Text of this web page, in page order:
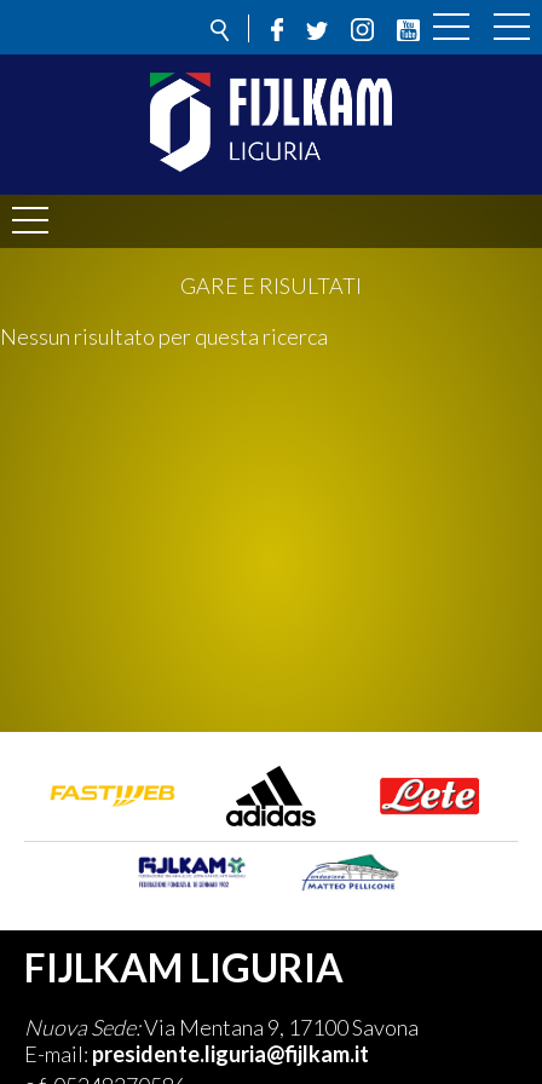
GARE E RISULTATI
Nessun risultato per questa ricerca
FIJLKAM LIGURIA
Nuova Sede:Via Mentana 9, 17100 Savona
E-mail: presidente.liguria@fijlkam.it